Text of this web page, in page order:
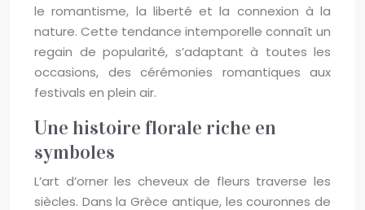
le romantisme, la liberté et la connexion à la
nature. Cette tendance intemporelle connaît un
regain de popularité, s’adaptant à toutes les
occasions, des cérémonies romantiques aux
festivals en plein air.
Une histoire florale riche en
symboles
L’art d’orner les cheveux de fleurs traverse les
siècles. Dans la Grèce antique, les couronnes de